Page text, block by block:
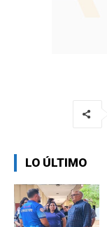
LO ÚLTIMO